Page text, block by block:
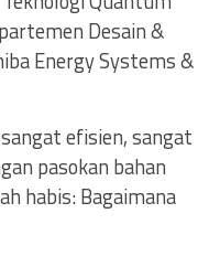
Desain &
Energy Systems &
efisien, sangat
pasokan bahan
habis: Bagaimana